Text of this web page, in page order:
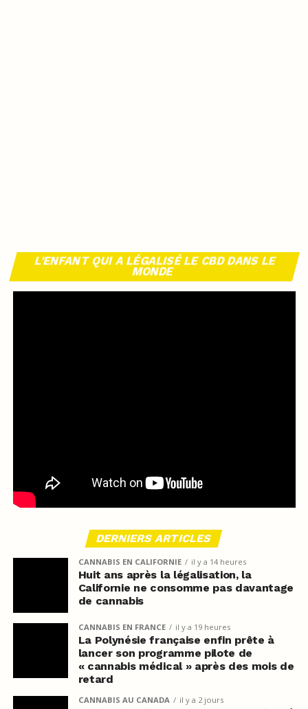
L’ENFANT QUI A LÉGALISÉ LE CBD DANS LE
MONDE
DERNIERS ARTICLES
CANNABIS EN CALIFORNIE il y a 14 heures
Huit ans après la légalisation, la
Californie ne consomme pas davantage
de cannabis
CANNABIS EN FRANCE il y a 19 heures
La Polynésie française enfin prête à
lancer son programme pilote de
« cannabis médical » après des mois de
retard
CANNABIS AU CANADA il y a 2 jours